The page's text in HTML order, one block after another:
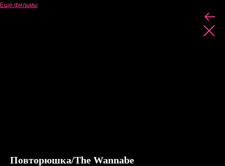
Еще фильмы
Повторюшка/The Wannabe